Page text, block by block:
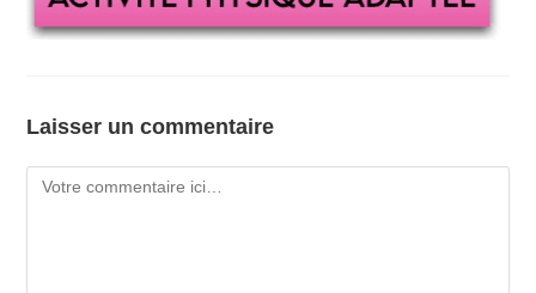
Laisser un commentaire
Comment